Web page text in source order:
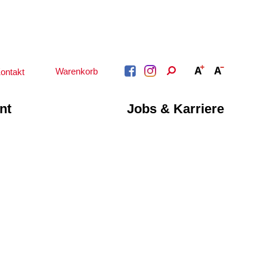
Warenkorb
Jobs & Karriere